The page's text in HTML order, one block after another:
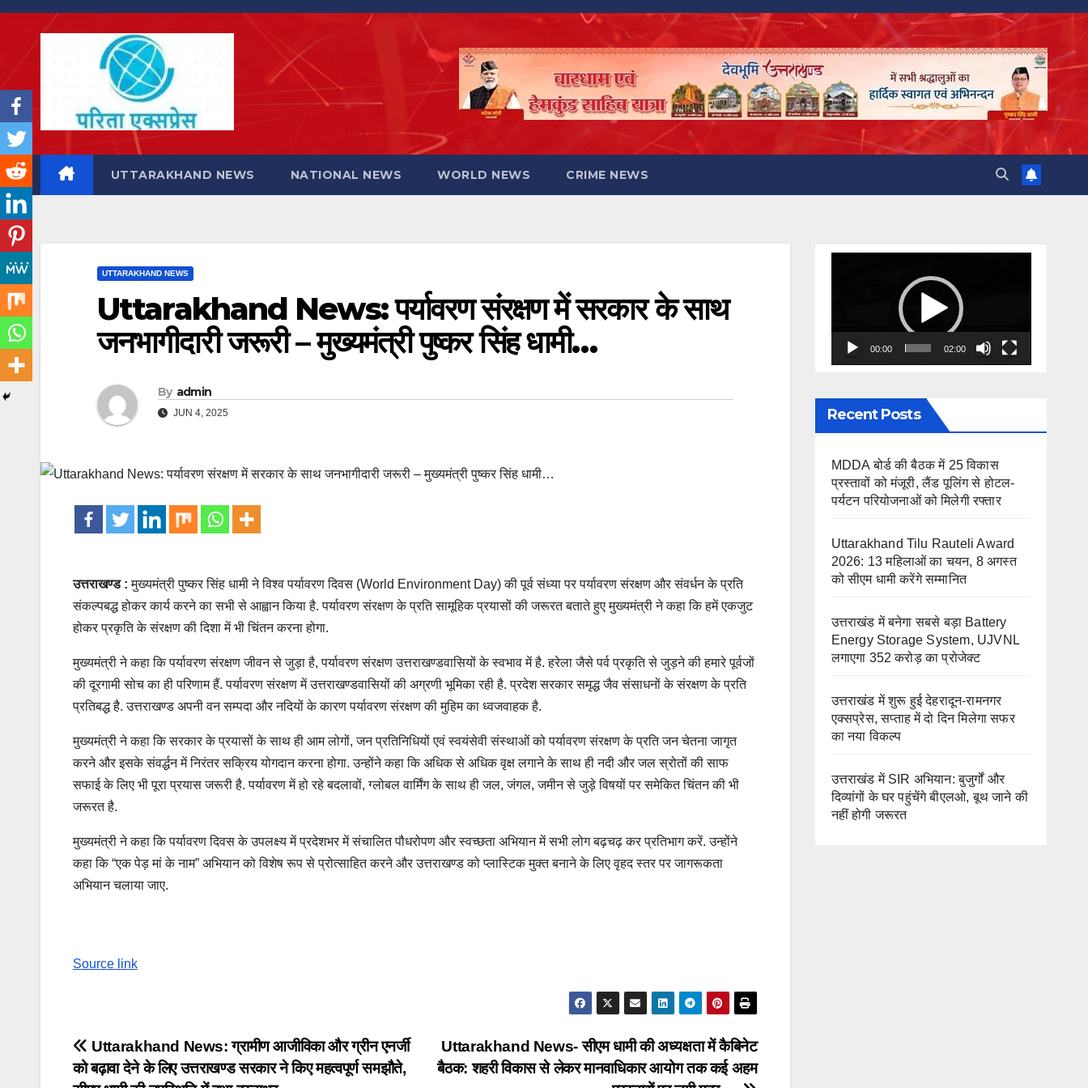
Skip
UTTARAKHAND NEWS NATIONAL NEWS WORLD NEWS CRIME NEWS
UTTARAKHAND NEWS
Uttarakhand News: पर्यावरण संरक्षण में सरकार के साथ
जनभागीदारी जरूरी – मुख्यमंत्री पुष्कर सिंह धामी…
By admin
JUN 4, 2025
उत्तराखण्ड : मुख्यमंत्री पुष्कर सिंह धामी ने विश्व पर्यावरण दिवस (World Environment Day) की पूर्व संध्या पर पर्यावरण संरक्षण और संवर्धन के प्रति
संकल्पबद्ध होकर कार्य करने का सभी से आह्वान किया है. पर्यावरण संरक्षण के प्रति सामूहिक प्रयासों की जरूरत बताते हुए मुख्यमंत्री ने कहा कि हमें एकजुट
होकर प्रकृति के संरक्षण की दिशा में भी चिंतन करना होगा.
मुख्यमंत्री ने कहा कि पर्यावरण संरक्षण जीवन से जुड़ा है, पर्यावरण संरक्षण उत्तराखण्डवासियों के स्वभाव में है. हरेला जैसे पर्व प्रकृति से जुड़ने की हमारे पूर्वजों
की दूरगामी सोच का ही परिणाम हैं. पर्यावरण संरक्षण में उत्तराखण्डवासियों की अग्रणी भूमिका रही है. प्रदेश सरकार समृद्ध जैव संसाधनों के संरक्षण के प्रति
प्रतिबद्ध है. उत्तराखण्ड अपनी वन सम्पदा और नदियों के कारण पर्यावरण संरक्षण की मुहिम का ध्वजवाहक है.
मुख्यमंत्री ने कहा कि सरकार के प्रयासों के साथ ही आम लोगों, जन प्रतिनिधियों एवं स्वयंसेवी संस्थाओं को पर्यावरण संरक्षण के प्रति जन चेतना जागृत
करने और इसके संवर्द्धन में निरंतर सक्रिय योगदान करना होगा. उन्होंने कहा कि अधिक से अधिक वृक्ष लगाने के साथ ही नदी और जल स्रोतों की साफ
सफाई के लिए भी पूरा प्रयास जरूरी है. पर्यावरण में हो रहे बदलावों, ग्लोबल वार्मिंग के साथ ही जल, जंगल, जमीन से जुड़े विषयों पर समेकित चिंतन की भी
जरूरत है.
मुख्यमंत्री ने कहा कि पर्यावरण दिवस के उपलक्ष्य में प्रदेशभर में संचालित पौधरोपण और स्वच्छता अभियान में सभी लोग बढ़चढ़ कर प्रतिभाग करें. उन्होंने
कहा कि “एक पेड़ मां के नाम” अभियान को विशेष रूप से प्रोत्साहित करने और उत्तराखण्ड को प्लास्टिक मुक्त बनाने के लिए वृहद स्तर पर जागरूकता
अभियान चलाया जाए.
Source link
Post
Uttarakhand News- सीएम धामी की अध्यक्षता में कैबिनेट
बैठक: शहरी विकास से लेकर मानवाधिकार आयोग तक कई अहम
Uttarakhand News: ग्रामीण आजीविका और ग्रीन एनर्जी
को बढ़ावा देने के लिए उत्तराखण्ड सरकार ने किए महत्वपूर्ण समझौते,
00:00 02:00
Recent Posts
MDDA बोर्ड की बैठक में 25 विकास
प्रस्तावों को मंजूरी, लैंड पूलिंग से होटल-
पर्यटन परियोजनाओं को मिलेगी रफ्तार
Uttarakhand Tilu Rauteli Award
2026: 13 महिलाओं का चयन, 8 अगस्त
को सीएम धामी करेंगे सम्मानित
उत्तराखंड में बनेगा सबसे बड़ा Battery
Energy Storage System, UJVNL
लगाएगा 352 करोड़ का प्रोजेक्ट
उत्तराखंड में शुरू हुई देहरादून-रामनगर
एक्सप्रेस, सप्ताह में दो दिन मिलेगा सफर
का नया विकल्प
उत्तराखंड में SIR अभियान: बुजुर्गों और
दिव्यांगों के घर पहुंचेंगे बीएलओ, बूथ जाने की
नहीं होगी जरूरत